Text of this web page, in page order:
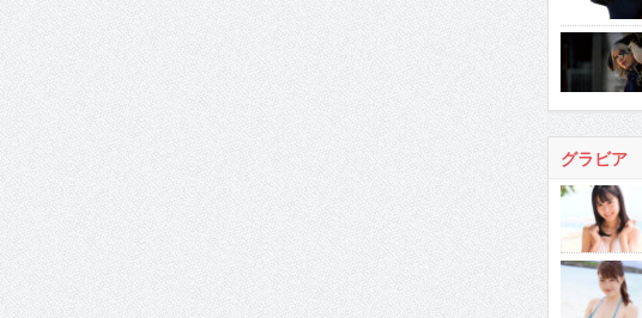
グラビア